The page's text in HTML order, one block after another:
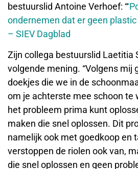
bestuurslid Antoine Verhoef: “
ondernemen dat er geen
– SIEV Dagblad
Zijn collega bestuurslid Laetitia
volgende mening. “Volgens mij
doekjes die we in de
om je achterste mee schoon te
het probleem prima kunt
maken die snel oplossen. Dit
namelijk ook met goedkoop en
verstoppen de riolen ook van,
die snel oplossen en geen